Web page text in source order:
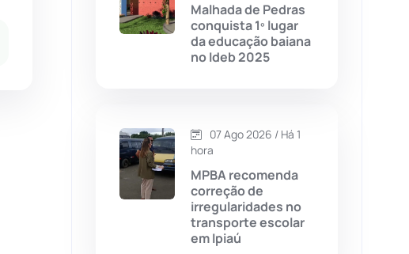
Caturama (65)
Chapada Diamantina
Contendas do Sincorá
Cordeiros
Malhada de Pedras
conquista 1º lugar
da educação baiana
no Ideb 2025
07 Ago 2026 / Há 1
hora
MPBA recomenda
correção de
irregularidades no
transporte escolar
em Ipiaú